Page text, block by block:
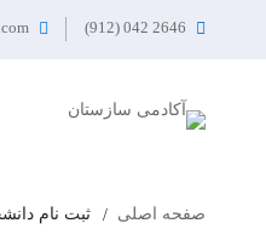
2646 042 (912)
صفحه اصلی ثبت نام